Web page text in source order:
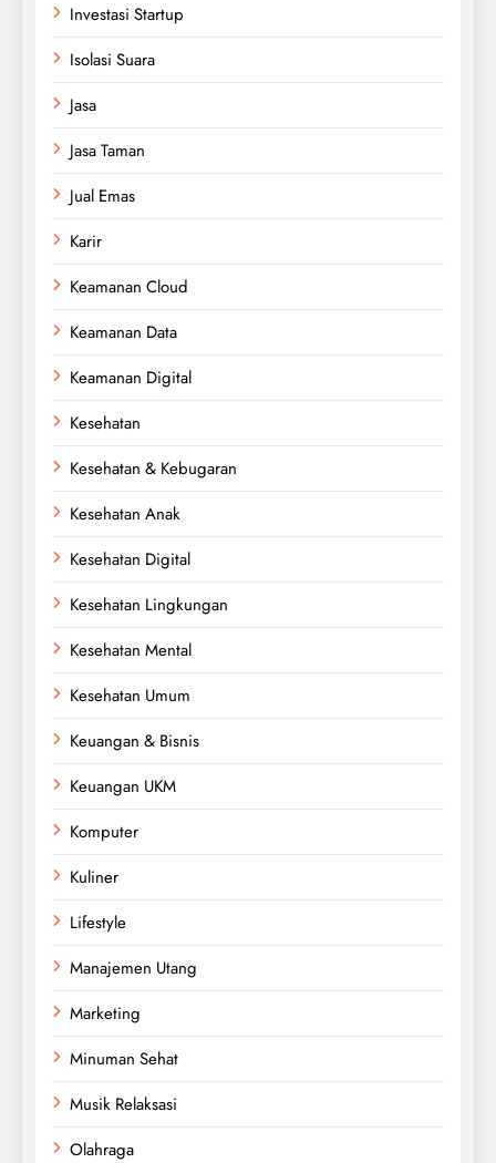
Investasi Startup
Isolasi Suara
Jasa
Jasa Taman
Jual Emas
Karir
Keamanan Cloud
Keamanan Data
Keamanan Digital
Kesehatan
Kesehatan & Kebugaran
Kesehatan Anak
Kesehatan Digital
Kesehatan Lingkungan
Kesehatan Mental
Kesehatan Umum
Keuangan & Bisnis
Keuangan UKM
Komputer
Kuliner
Lifestyle
Manajemen Utang
Marketing
Minuman Sehat
Musik Relaksasi
Olahraga